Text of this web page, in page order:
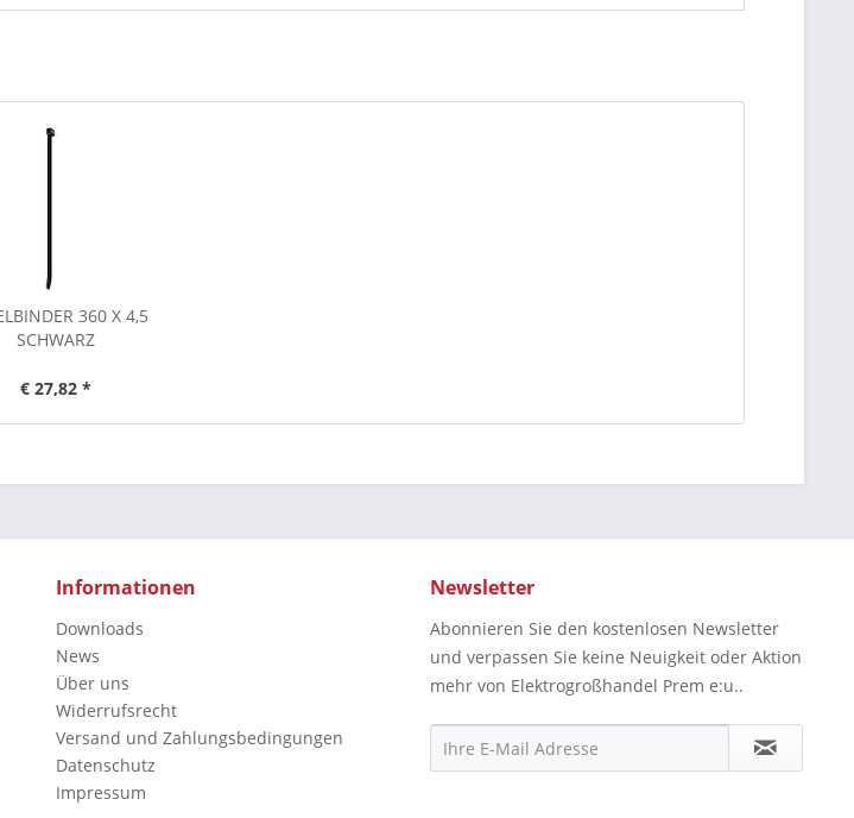
360 X 4,5
SCHWARZ
€ 27,82 *
Informationen
Downloads
News
Über uns
Widerrufsrecht
Versand und Zahlungsbedingungen
Datenschutz
Impressum
Newsletter
Abonnieren Sie den kostenlosen Newsletter
und verpassen Sie keine Neuigkeit oder Aktion
mehr von Elektrogroßhandel Prem e:u..